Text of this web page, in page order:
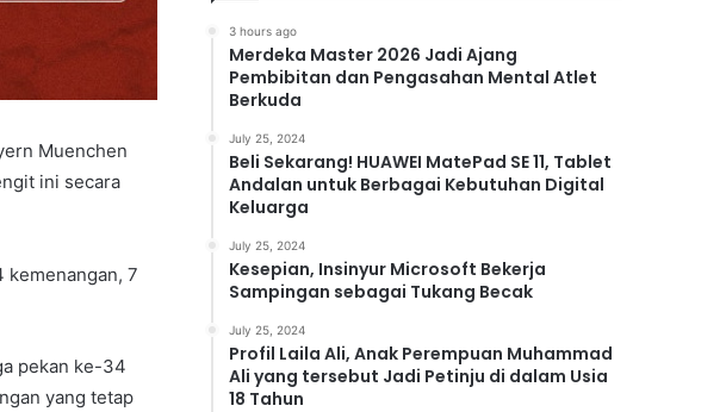
Muenchen
ini secara
kemenangan, 7
pekan ke-34
yang tetap
3 hours ago
Merdeka Master 2026 Jadi Ajang
Pembibitan dan Pengasahan Mental Atlet
Berkuda
July 25, 2024
Beli Sekarang! HUAWEI MatePad SE 11, Tablet
Andalan untuk Berbagai Kebutuhan Digital
Keluarga
July 25, 2024
Kesepian, Insinyur Microsoft Bekerja
Sampingan sebagai Tukang Becak
July 25, 2024
Profil Laila Ali, Anak Perempuan Muhammad
Ali yang tersebut Jadi Petinju di dalam Usia
18 Tahun